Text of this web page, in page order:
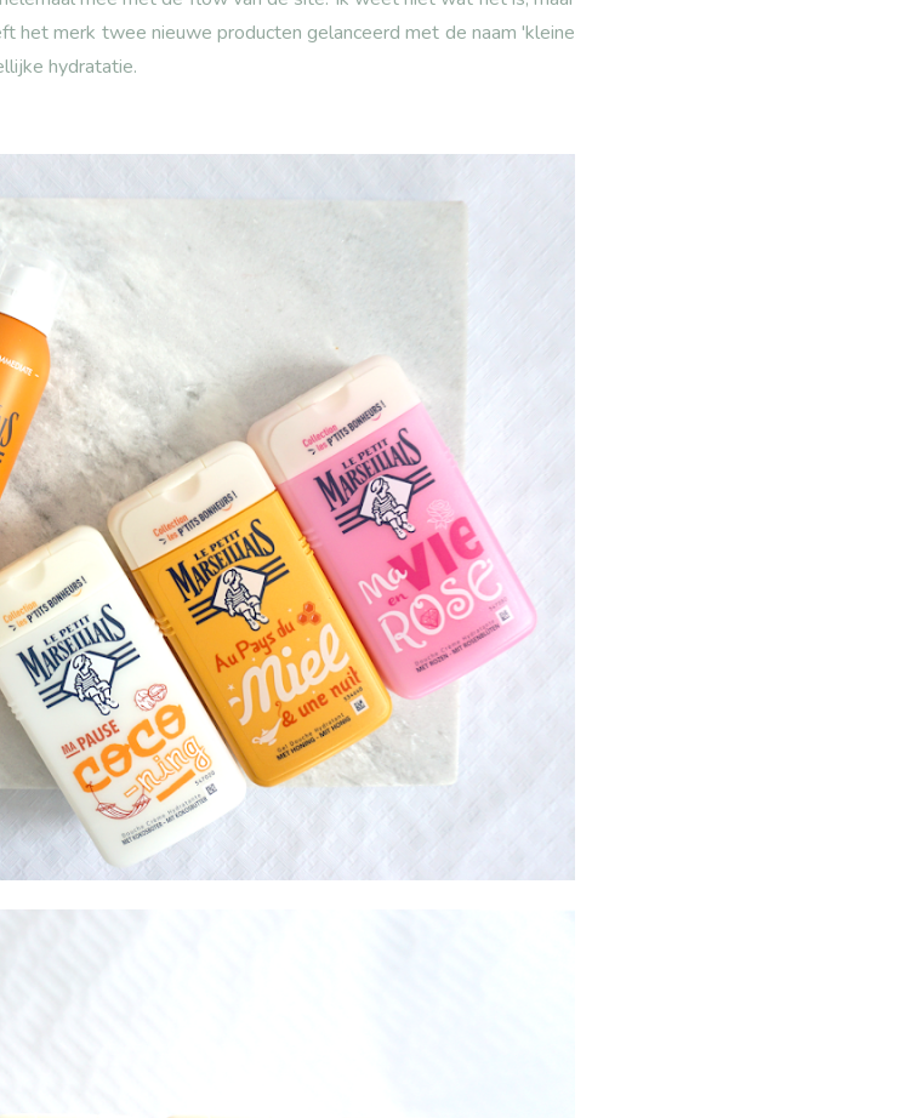
het merk twee nieuwe producten gelanceerd met de naam 'kleine
hydratatie.